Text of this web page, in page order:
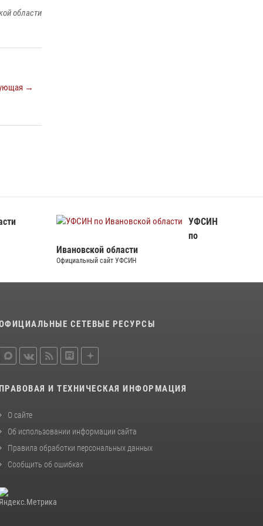
области
→
УФСИН
по
Ивановской области
Официальный сайт УФСИН
СЕТЕВЫЕ РЕСУРСЫ
ПРАВОВАЯ И ТЕХНИЧЕСКАЯ ИНФОРМАЦИЯ
О сайте
Об использовании информации сайта
Правила обработки персональных данных
Сообщить об ошибках